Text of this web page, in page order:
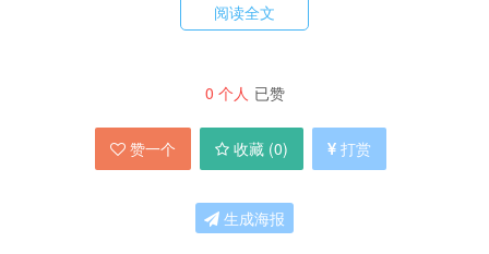
其中，阅读理解部分的难度较大，需要考生具备较
强的阅读能力和理解能力，而写作部分则需要考生
阅读全文
0 个人 已赞
赞一个 收藏 (0) 打赏
生成海报